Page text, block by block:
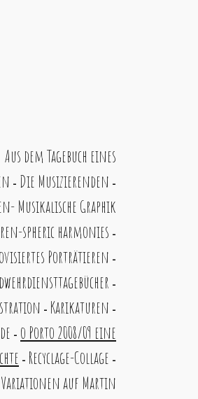
Aus dem Tagebuch eines
- Die Musizierenden -
Musikalische Graphik
spheric harmonies -
Porträtieren -
-
- Karikaturen -
- o Porto 2008/09 eine
- Recyclage-Collage -
Variationen auf Martin